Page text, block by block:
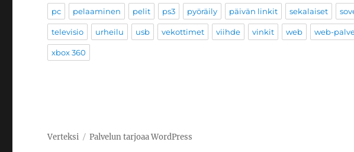
pc pelaaminen pelit ps3 pyöräily päivän linkit sekalaiset
televisio urheilu usb vekottimet viihde vinkit web web-
xbox 360
Verteksi Palvelun tarjoaa WordPress